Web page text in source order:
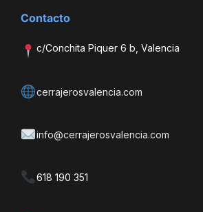
Contacto
c/Conchita Piquer 6 b, Valencia
cerrajerosvalencia.com
info@cerrajerosvalencia.com
618 190 351